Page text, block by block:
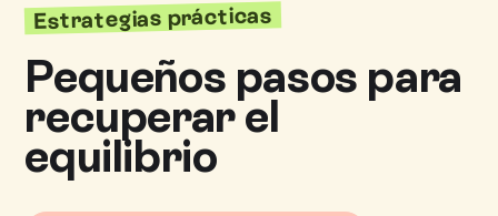
Estrategias prácticas
Pequeños pasos para
recuperar el
equilibrio